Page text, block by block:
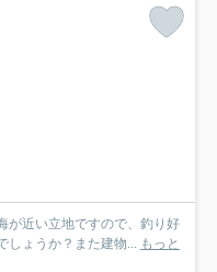
が近い立地ですので、釣り好
しょうか？また建物...
もっと